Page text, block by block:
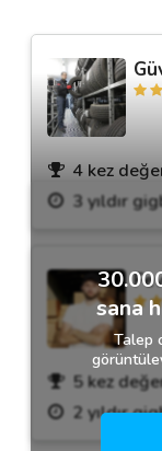
4 kez
3 yıldır
5 kez
2 yıldır
sana
Talep